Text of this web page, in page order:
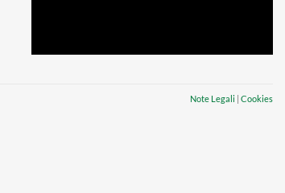
Note Legali | Cookies